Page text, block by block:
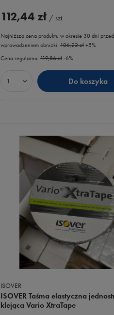
112,44 zł / szt.
Najniższa cena produktu w okresie 30 dni przed
wprowadzeniem obniżki: 106,22 zł +5%
Cena regularna: 119,86 zł -6%
Ilość produktów Do koszyka
ISOVER
ISOVER Taśma elastyczna
klejąca Vario XtraTape